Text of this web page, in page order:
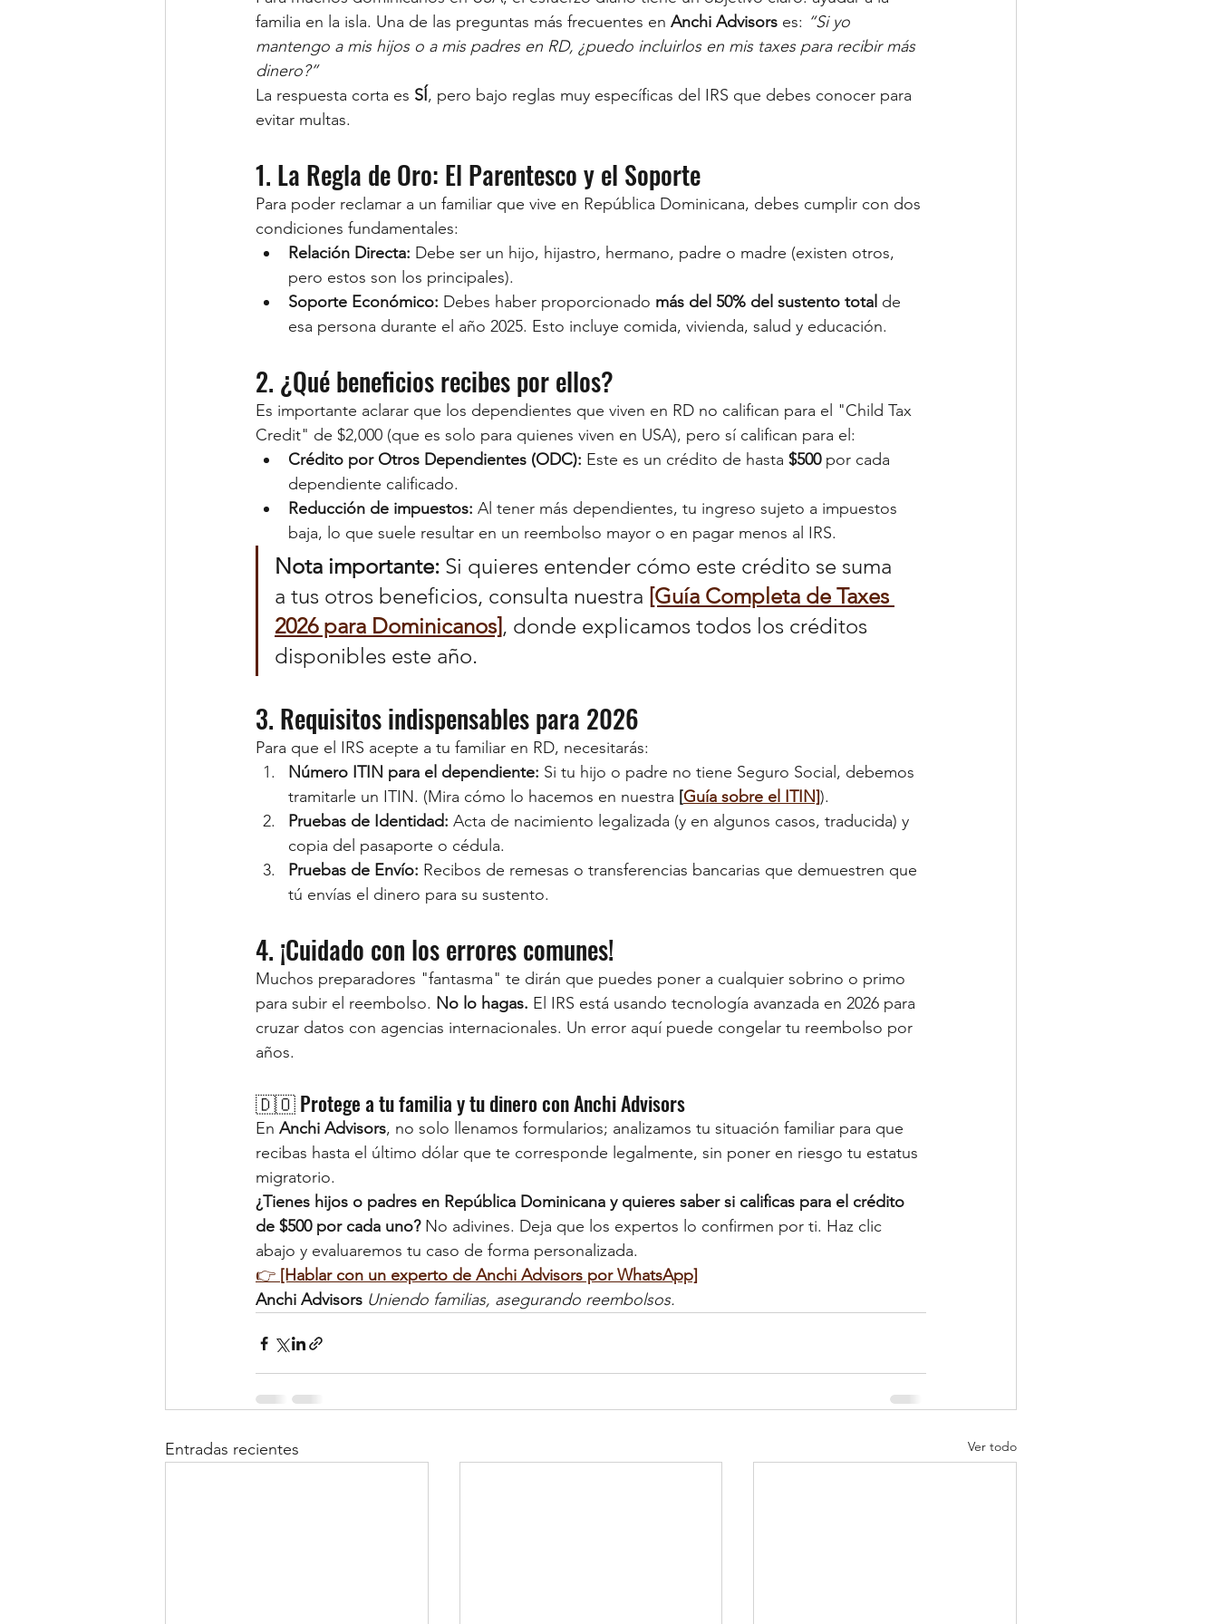
familia en la isla. Una de las preguntas más frecuentes en Anchi Advisors es: “Si yo
mantengo a mis hijos o a mis padres en RD, ¿puedo incluirlos en mis taxes para recibir más
dinero?”
La respuesta corta es SÍ, pero bajo reglas muy específicas del IRS que debes conocer para
evitar multas.
1. La Regla de Oro: El Parentesco y el Soporte
Para poder reclamar a un familiar que vive en República Dominicana, debes cumplir con dos
condiciones fundamentales:
Relación Directa: Debe ser un hijo, hijastro, hermano, padre o madre (existen otros,
pero estos son los principales).
Soporte Económico: Debes haber proporcionado más del 50% del sustento total de
esa persona durante el año 2025. Esto incluye comida, vivienda, salud y educación.
2. ¿Qué beneficios recibes por ellos?
Es importante aclarar que los dependientes que viven en RD no califican para el "Child Tax
Credit" de $2,000 (que es solo para quienes viven en USA), pero sí califican para el:
Crédito por Otros Dependientes (ODC): Este es un crédito de hasta $500 por cada
dependiente calificado.
Reducción de impuestos: Al tener más dependientes, tu ingreso sujeto a impuestos
baja, lo que suele resultar en un reembolso mayor o en pagar menos al IRS.
Nota importante: Si quieres entender cómo este crédito se suma
a tus otros beneficios, consulta nuestra [Guía Completa de Taxes
2026 para Dominicanos], donde explicamos todos los créditos
disponibles este año.
3. Requisitos indispensables para 2026
Para que el IRS acepte a tu familiar en RD, necesitarás:
Número ITIN para el dependiente: Si tu hijo o padre no tiene Seguro Social, debemos
tramitarle un ITIN. (Mira cómo lo hacemos en nuestra [Guía sobre el ITIN]).
Pruebas de Identidad: Acta de nacimiento legalizada (y en algunos casos, traducida) y
copia del pasaporte o cédula.
Pruebas de Envío: Recibos de remesas o transferencias bancarias que demuestren que
tú envías el dinero para su sustento.
4. ¡Cuidado con los errores comunes!
Muchos preparadores "fantasma" te dirán que puedes poner a cualquier sobrino o primo
para subir el reembolso. No lo hagas. El IRS está usando tecnología avanzada en 2026 para
cruzar datos con agencias internacionales. Un error aquí puede congelar tu reembolso por
años.
🇩🇴 Protege a tu familia y tu dinero con Anchi Advisors
En Anchi Advisors, no solo llenamos formularios; analizamos tu situación familiar para que
recibas hasta el último dólar que te corresponde legalmente, sin poner en riesgo tu estatus
migratorio.
¿Tienes hijos o padres en República Dominicana y quieres saber si calificas para el crédito
de $500 por cada uno? No adivines. Deja que los expertos lo confirmen por ti. Haz clic
abajo y evaluaremos tu caso de forma personalizada.
👉 [Hablar con un experto de Anchi Advisors por WhatsApp]
Anchi Advisors Uniendo familias, asegurando reembolsos.
Entradas recientes Ver todo